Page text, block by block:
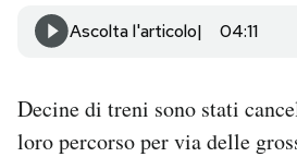
AREA PERSONALE
Ascolta l'articolo 04:11
Decine di treni sono stati
loro percorso per via delle